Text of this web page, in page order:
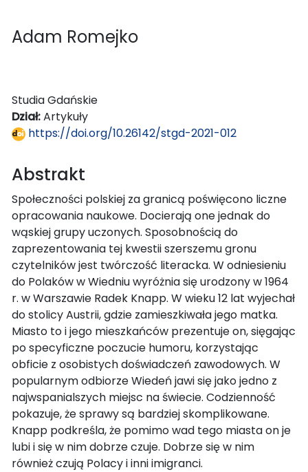
Adam Romejko
Studia Gdańskie
Dział:Artykuły
https://doi.org/10.26142/stgd-2021-012
Abstrakt
Społeczności polskiej za granicą poświęcono liczne
opracowania naukowe. Docierają one jednak do
wąskiej grupy uczonych. Sposobnością do
zaprezentowania tej kwestii szerszemu gronu
czytelników jest twórczość literacka. W odniesieniu
do Polaków w Wiedniu wyróżnia się urodzony w 1964
r. w Warszawie Radek Knapp. W wieku 12 lat wyjechał
do stolicy Austrii, gdzie zamieszkiwała jego matka.
Miasto to i jego mieszkańców prezentuje on, sięgając
po specyficzne poczucie humoru, korzystając
obficie z osobistych doświadczeń zawodowych. W
popularnym odbiorze Wiedeń jawi się jako jedno z
najwspanialszych miejsc na świecie. Codzienność
pokazuje, że sprawy są bardziej skomplikowane.
Knapp podkreśla, że pomimo wad tego miasta on je
lubi i się w nim dobrze czuje. Dobrze się w nim
również czują Polacy i inni imigranci.